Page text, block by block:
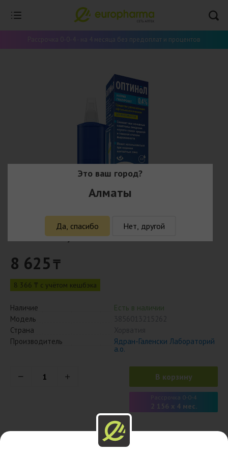
Рассрочка 0-0-4 - на 4 месяца без предоплат и процентов
Оптинол 0,4% 10 мл капли глазные
8 625 ₸
8 366 ₸ с учётом кешбэка
Наличие
Есть в наличии
Модель
Страна
Производитель
Ядран-Галенски Лабораторий
а.о.
В корзину
Рассрочка 0-0-4
2 156 x 4 мес.
Это ваш город?
Алматы
Да, спасибо Нет, другой